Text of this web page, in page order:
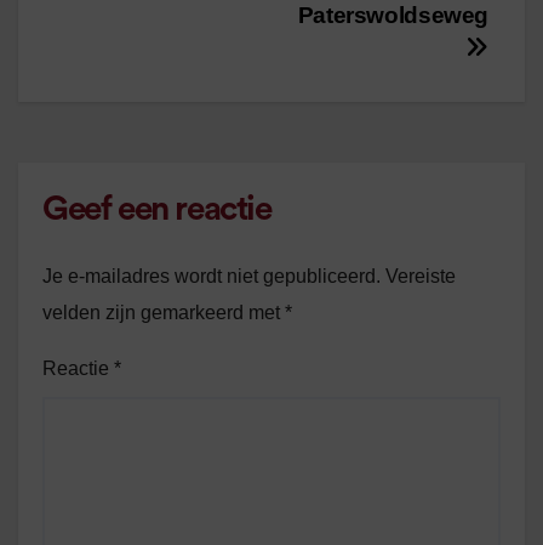
Paterswoldseweg
Geef een reactie
Je e-mailadres wordt niet gepubliceerd. Vereiste
velden zijn gemarkeerd met *
Reactie *